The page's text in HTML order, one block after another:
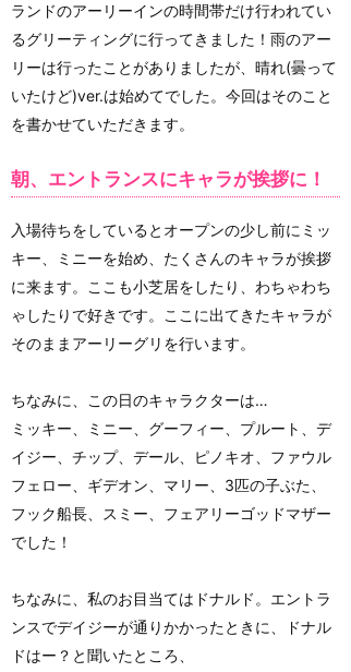
ランドのアーリーインの時間帯だけ行われてい
るグリーティングに行ってきました！雨のアー
リーは行ったことがありましたが、晴れ(曇って
いたけど)ver.は始めてでした。今回はそのこと
を書かせていただきます。
朝、エントランスにキャラが挨拶に！
入場待ちをしているとオープンの少し前にミッ
キー、ミニーを始め、たくさんのキャラが挨拶
に来ます。ここも小芝居をしたり、わちゃわち
ゃしたりで好きです。ここに出てきたキャラが
そのままアーリーグリを行います。
ちなみに、この日のキャラクターは…
ミッキー、ミニー、グーフィー、プルート、デ
イジー、チップ、デール、ピノキオ、ファウル
フェロー、ギデオン、マリー、3匹の子ぶた、
フック船長、スミー、フェアリーゴッドマザー
でした！
ちなみに、私のお目当てはドナルド。エントラ
ンスでデイジーが通りかかったときに、ドナル
ドはー？と聞いたところ、